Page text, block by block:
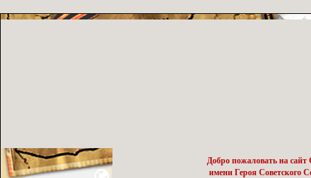
Добро пожаловать на
имени Героя Советского